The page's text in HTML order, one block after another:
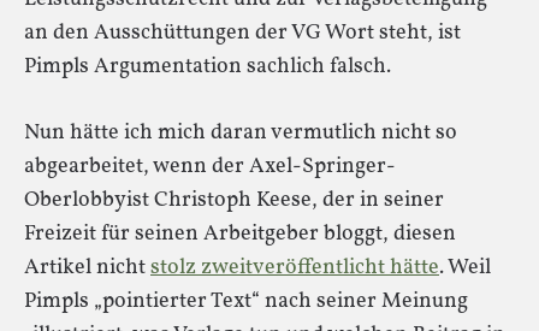
an den Ausschüttungen der VG Wort steht, ist
Pimpls Argumentation sachlich falsch.
Nun hätte ich mich daran vermutlich nicht so
abgearbeitet, wenn der Axel-Springer-
Oberlobbyist Christoph Keese, der in seiner
Freizeit für seinen Arbeitgeber bloggt, diesen
Artikel nichtstolz zweitveröffentlicht hätte. Weil
Pimpls „pointierter Text“ nach seiner Meinung